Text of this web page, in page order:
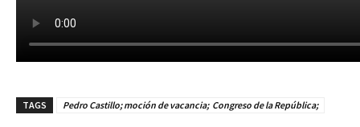
TAGS Pedro Castillo; moción de vacancia; Congreso de la República;